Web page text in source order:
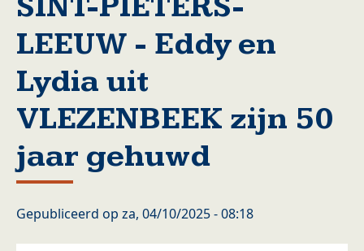
LEEUW - Eddy en
Lydia uit
VLEZENBEEK zijn 50
jaar gehuwd
Gepubliceerd op za, 04/10/2025 - 08:18